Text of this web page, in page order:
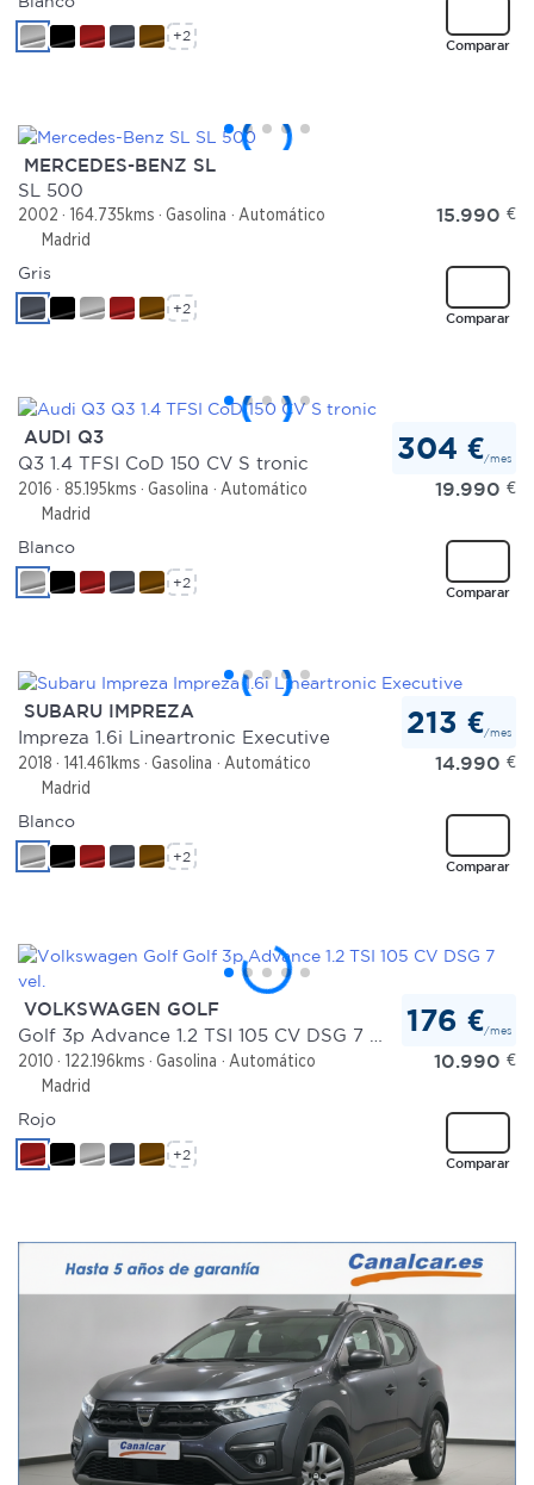
Comparar
+2
MERCEDES-BENZ SL
SL 500
2002 164.735kms Gasolina
Automático
Madrid
15.990 €
Comparar
Gris
+2
AUDI Q3
Q3 1.4 TFSI CoD 150 CV S tronic
2016 85.195kms Gasolina
Automático
Madrid
304 €/mes
19.990 €
Comparar
Blanco
+2
SUBARU IMPREZA
Impreza 1.6i Lineartronic Executive
2018 141.461kms Gasolina
Automático
Madrid
213 €/mes
14.990 €
Comparar
Blanco
+2
VOLKSWAGEN GOLF
2010 122.196kms Gasolina
Automático
Madrid
176 €/mes
10.990 €
Comparar
Rojo
+2